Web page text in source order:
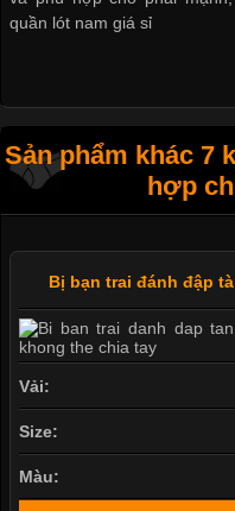
quần lót nam giá sỉ
Sản phẩm khác 7
hợp
Bị bạn trai đánh đập
Vải:
Size:
Màu: